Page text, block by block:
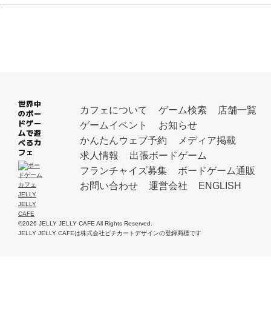
世界中
のボー
ドゲー
ムで遊
べるカ
フェ
カフェについて ゲーム検索
店舗一覧
ゲームイベント
お知らせ
かんたんウェブ予約
メディア掲載
求人情報
出張ボードゲーム
フランチャイズ募集
ボードゲーム通販
お問い合わせ
運営会社 ENGLISH
©2026 JELLY JELLY CAFE All Rights Reserved.
JELLY JELLY CAFEは株式会社ピチカートデザインの登録商標です